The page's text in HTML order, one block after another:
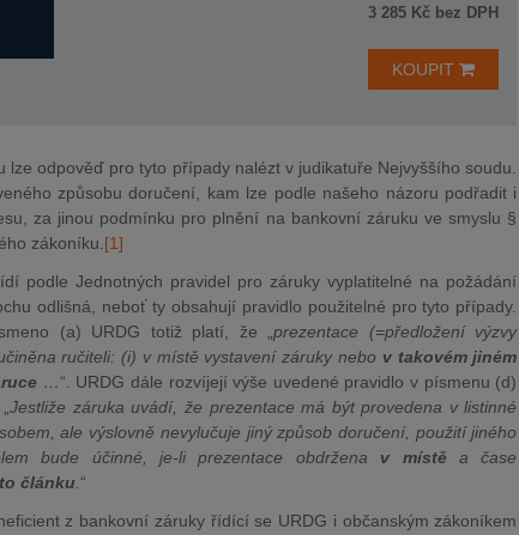
3 285 Kč bez DPH
KOUPIT
lze odpověď pro tyto případy nalézt v judikatuře Nejvyššího soudu.
způsobu doručení, kam lze podle našeho názoru podřadit i
za jinou podmínku pro plnění na bankovní záruku ve smyslu §
zákoníku. [1]
podle Jednotných pravidel pro záruky vyplatitelné na požádání
odlišná, neboť ty obsahují pravidlo použitelné pro tyto případy.
(a) URDG totiž platí, že „prezentace (=předložení výzvy
ručiteli: (i) v místě vystavení záruky nebo v takovém jiném
…“. URDG dále rozvíjejí výše uvedené pravidlo v písmenu (d)
Jestliže záruka uvádí, že prezentace má být provedena v listinné
ale výslovně nevylučuje jiný způsob doručení, použití jiného
bude účinné, je-li prezentace obdržena v místěa čase
článku “
z bankovní záruky řídící se URDG i občanským zákoníkem